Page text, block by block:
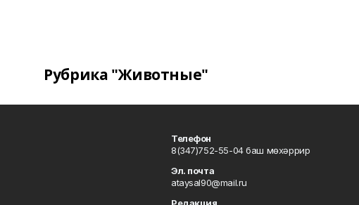
Рубрика "Животные"
Телефон
8(347)752-55-04 баш мөхәррир
Эл. почта
ataysal90@mail.ru